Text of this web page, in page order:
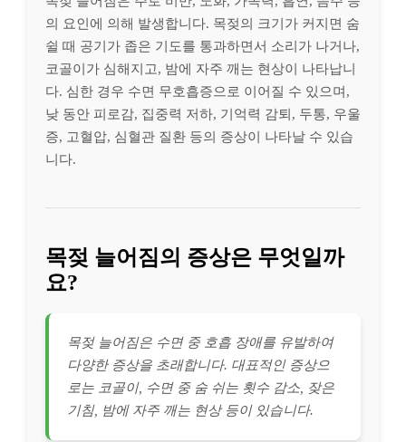
의 요인에 의해 발생합니다. 목젖의 크기가 커지면 숨
쉴 때 공기가 좁은 기도를 통과하면서 소리가 나거나,
코골이가 심해지고, 밤에 자주 깨는 현상이 나타납니
다. 심한 경우 수면 무호흡증으로 이어질 수 있으며,
낮 동안 피로감, 집중력 저하, 기억력 감퇴, 두통, 우울
증, 고혈압, 심혈관 질환 등의 증상이 나타날 수 있습
니다.
목젖 늘어짐의 증상은 무엇일까
요?
목젖 늘어짐은 수면 중 호흡 장애를 유발하여
다양한 증상을 초래합니다. 대표적인 증상으
로는 코골이, 수면 중 숨 쉬는 횟수 감소, 잦은
기침, 밤에 자주 깨는 현상 등이 있습니다.